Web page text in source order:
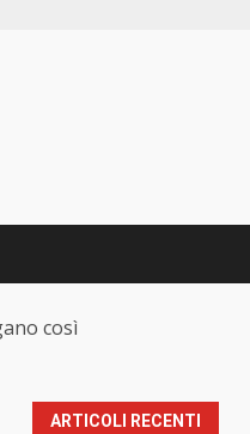
così
ARTICOLI RECENTI